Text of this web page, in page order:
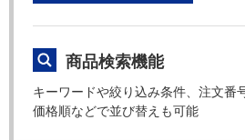
商品検索機能
キーワードや絞り込み条件、注文番
価格順などで並び替えも可能